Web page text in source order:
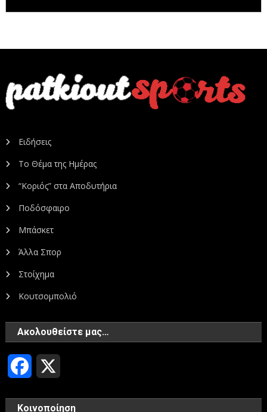
Ειδήσεις
Το Θέμα της Ημέρας
“Κοριός” στα Αποδυτήρια
Ποδόσφαιρο
Μπάσκετ
Άλλα Σπορ
Στοίχημα
Κουτσομπολιό
Ακολουθείστε μας…
Facebook
Κοινοποίηση